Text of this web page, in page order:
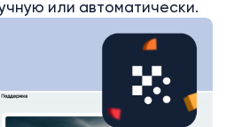
или автоматически.